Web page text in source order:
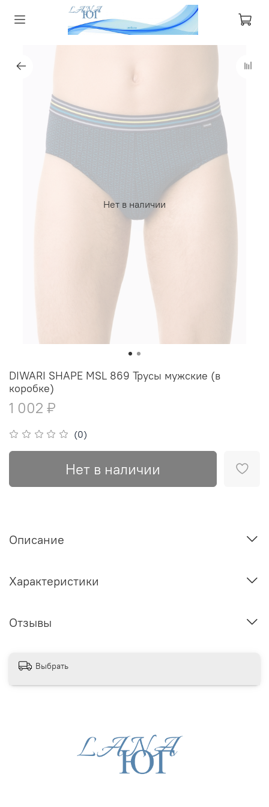
Нет в наличии
(0)
DIWARI SHAPE MSL 869 Трусы мужские (в
коробке)
1 002 ₽
Нет в наличии
Описание
Характеристики
Отзывы
Выбрать